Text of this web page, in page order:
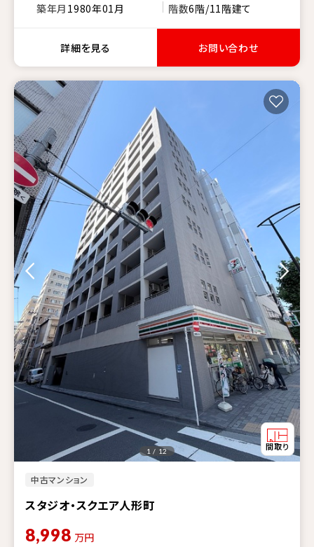
築年月 1980年01月 階数6階/11階建て
詳細を見る お問い合わせ
中古マンション
スタジオ・スクエア人形町
1 / 12
8,998 万円